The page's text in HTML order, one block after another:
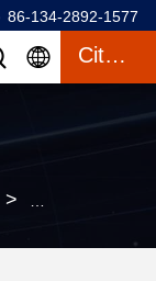
86-134-2892-1577
Citazione
> Schermo LED P3